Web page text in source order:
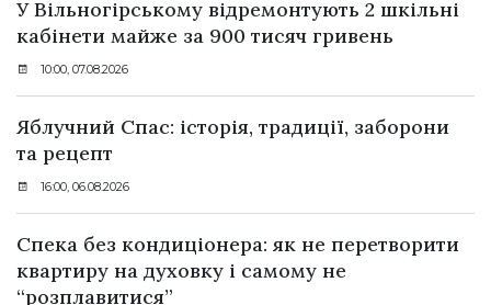
У Вільногірському відремонтують 2 шкільні
кабінети майже за 900 тисяч гривень
10:00, 07.08.2026
Яблучний Спас: історія, традиції, заборони
та рецепт
16:00, 06.08.2026
Спека без кондиціонера: як не перетворити
квартиру на духовку і самому не
“розплавитися”